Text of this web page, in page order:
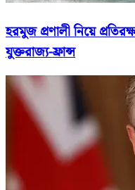
হরমুজ প্রণালী নিয়ে
যুক্তরাজ্য-ফ্রান্স